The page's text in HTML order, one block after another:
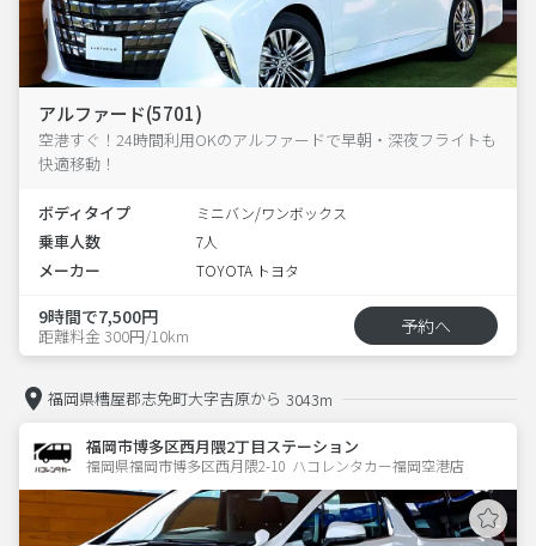
アルファード(5701)
空港すぐ！24時間利用OKのアルファードで早朝・深夜フライトも
快適移動！
ボディタイプ ミニバン/ワンボックス
乗車人数 7人
メーカー TOYOTA トヨタ
9時間で7,500円
距離料金 300円/10km 予約へ
福岡県糟屋郡志免町大字吉原から 3043m
福岡市博多区西月隈2丁目ステーション
福岡県福岡市博多区西月隈2-10  ハコレンタカー福岡空港店